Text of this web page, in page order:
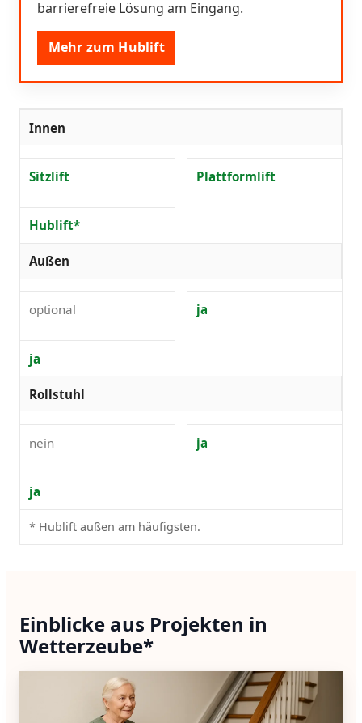
barrierefreie Lösung am Eingang.
Mehr zum Hublift
Innen
Sitzlift Plattformlift
Hublift*
Außen
optional ja
ja
Rollstuhl
nein ja
ja
* Hublift außen am häufigsten.
Einblicke aus Projekten in
Wetterzeube*